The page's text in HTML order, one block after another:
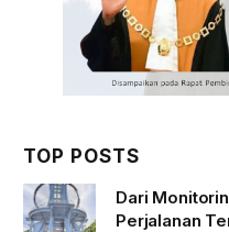
TOP POSTS
Dari
Perjalanan